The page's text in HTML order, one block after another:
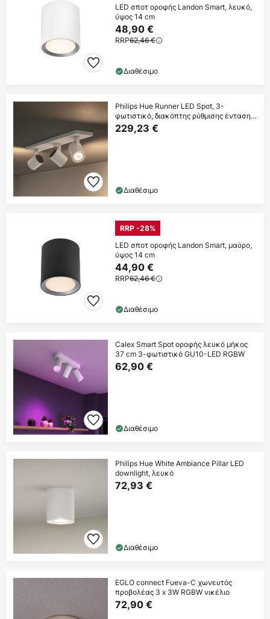
LED σποτ οροφής Landon Smart, λευκό,
ύψος 14 cm
48,90 €
RRP62,46 €
Διαθέσιμο
Philips Hue Runner LED Spot, 3-
φωτιστικό, διακόπτης ρύθμισης έντασης,
λευκό
229,23 €
Διαθέσιμο
RRP -28%
LED σποτ οροφής Landon Smart, μαύρο,
ύψος 14 cm
44,90 €
RRP62,46 €
Διαθέσιμο
Calex Smart Spot οροφής λευκό μήκος
37 cm 3-φωτιστικό GU10-LED RGBW
62,90 €
Διαθέσιμο
Philips Hue White Ambiance Pillar LED
downlight, λευκό
72,93 €
Διαθέσιμο
EGLO connect Fueva-C χωνευτός
προβολέας 3 x 3W RGBW νικέλιο
72,90 €